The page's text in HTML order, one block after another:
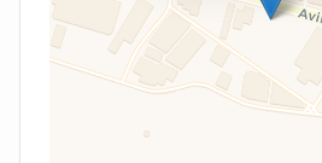
Cargando mapa (V7